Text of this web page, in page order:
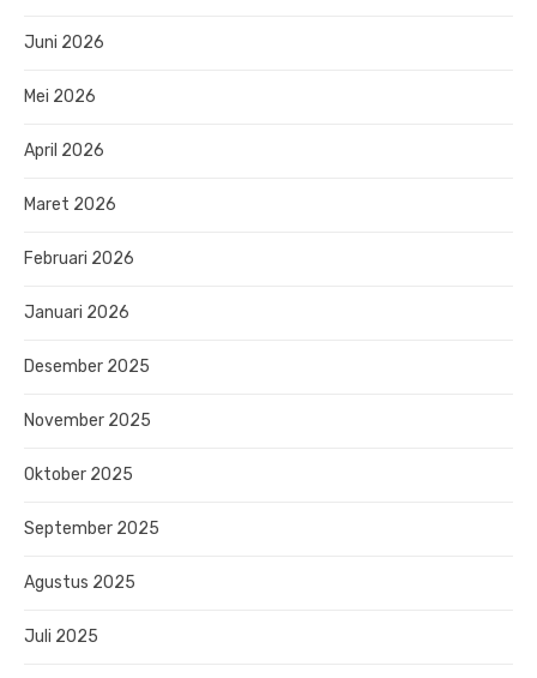
Juni 2026
Mei 2026
April 2026
Maret 2026
Februari 2026
Januari 2026
Desember 2025
November 2025
Oktober 2025
September 2025
Agustus 2025
Juli 2025